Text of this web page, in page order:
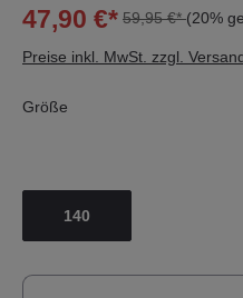
47,90 €* 59,95 €*(20%
Preise inkl. MwSt. zzgl.
Größe
140
Produkt Anzahl: